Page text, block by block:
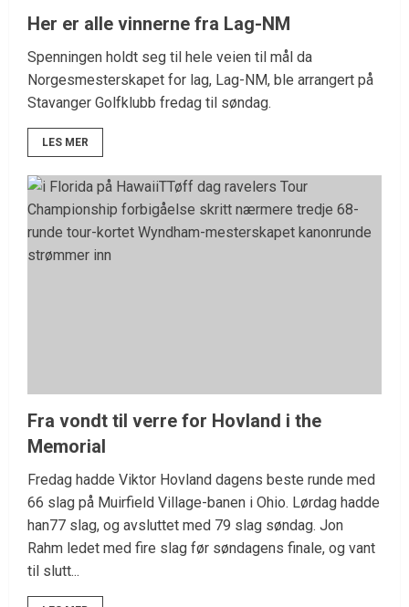
Her er alle vinnerne fra Lag-NM
Spenningen holdt seg til hele veien til mål da
Norgesmesterskapet for lag, Lag-NM, ble arrangert på
Stavanger Golfklubb fredag til søndag.
LES MER
Fra vondt til verre for Hovland i the
Memorial
Fredag hadde Viktor Hovland dagens beste runde med
66 slag på Muirfield Village-banen i Ohio. Lørdag hadde
han77 slag, og avsluttet med 79 slag søndag. Jon
Rahm ledet med fire slag før søndagens finale, og vant
til slutt...